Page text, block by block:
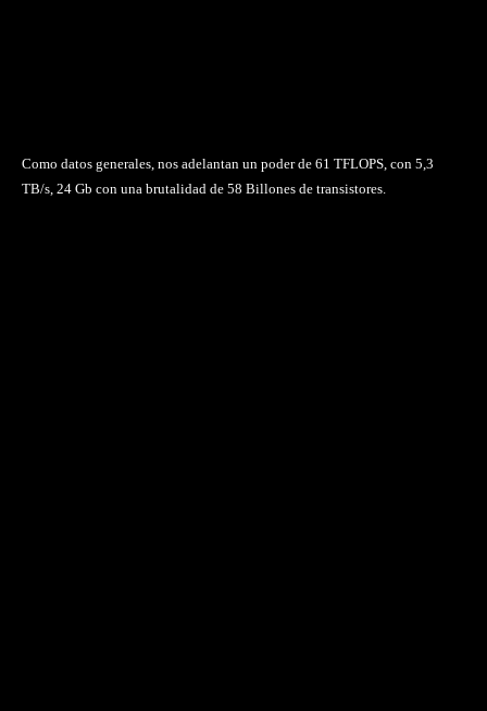
Como datos generales, nos adelantan un poder de 61 TFLOPS, con 5,3
TB/s, 24 Gb con una brutalidad de 58 Billones de transistores.